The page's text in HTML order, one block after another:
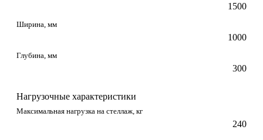
1500
Ширина, мм
1000
Глубина, мм
300
Нагрузочные характеристики
Максимальная нагрузка на стеллаж, кг
240